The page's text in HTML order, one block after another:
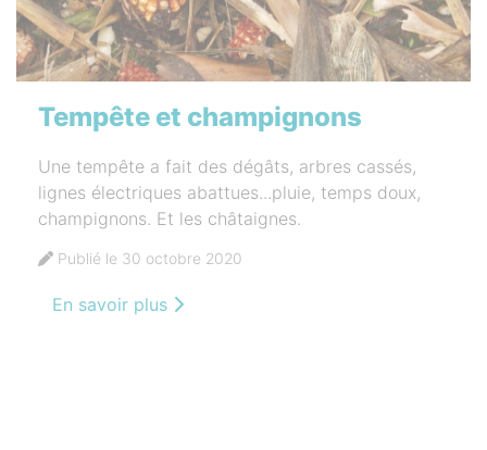
Tempête et champignons
Une tempête a fait des dégâts, arbres cassés,
lignes électriques abattues...pluie, temps doux,
champignons. Et les châtaignes.
Publié le 30 octobre 2020
En savoir plus